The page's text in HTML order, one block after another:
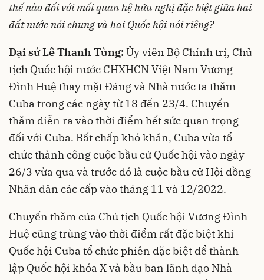
thế nào đối với mối quan hệ hữu nghị đặc biệt giữa hai
đất nước nói chung và hai Quốc hội nói riêng?
Đại sứ Lê Thanh Tùng:Ủy viên Bộ Chính trị, Chủ
tịch Quốc hội nước CHXHCN Việt Nam Vương
Đình Huệ thay mặt Đảng và Nhà nước ta thăm
Cuba trong các ngày từ 18 đến 23/4. Chuyến
thăm diễn ra vào thời điểm hết sức quan trọng
đối với Cuba. Bất chấp khó khăn, Cuba vừa tổ
chức thành công cuộc bầu cử Quốc hội vào ngày
26/3 vừa qua và trước đó là cuộc bầu cử Hội đồng
Nhân dân các cấp vào tháng 11 và 12/2022.
Chuyến thăm của Chủ tịch Quốc hội Vương Đình
Huệ cũng trùng vào thời điểm rất đặc biệt khi
Quốc hội Cuba tổ chức phiên đặc biệt để thành
lập Quốc hội khóa X và bầu ban lãnh đạo Nhà